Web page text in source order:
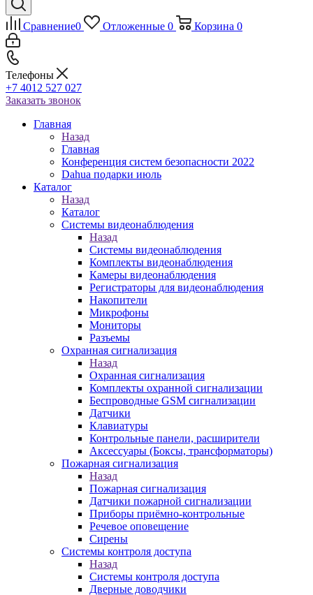
Сравнение0 Отложенные 0 Корзина 0
Телефоны
+7 4012 527 027
Заказать звонок
Главная
Назад
Главная
Конференция систем безопасности 2022
Dahua подарки июль
Каталог
Назад
Каталог
Системы видеонаблюдения
Назад
Системы видеонаблюдения
Комплекты видеонаблюдения
Камеры видеонаблюдения
Регистраторы для видеонаблюдения
Накопители
Микрофоны
Мониторы
Разъемы
Охранная сигнализация
Назад
Охранная сигнализация
Комплекты охранной сигнализации
Беспроводные GSM сигнализации
Датчики
Клавиатуры
Контрольные панели, расширители
Аксессуары (Боксы, трансформаторы)
Пожарная сигнализация
Назад
Пожарная сигнализация
Датчики пожарной сигнализации
Приборы приёмно-контрольные
Речевое оповещение
Сирены
Системы контроля доступа
Назад
Системы контроля доступа
Дверные доводчики